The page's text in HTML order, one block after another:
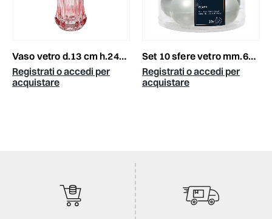
cm h.24cm rosa
accedi per
set 10 sfere vetro mm.60 lucido/satinato bianco
Registrati o accedi per
Registrati o
acquistare